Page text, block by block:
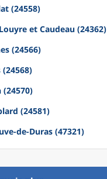
(24558)
et Caudeau (24362)
(24566)
(24568)
(24570)
(24581)
de-Duras (47321)